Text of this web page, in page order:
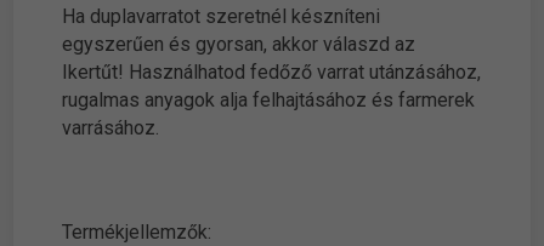
Ha duplavarratot szeretnél készníteni
egyszerűen és gyorsan, akkor válaszd az
Ikertűt! Használhatod fedőző varrat utánzásához,
rugalmas anyagok alja felhajtásához és farmerek
varrásához.
Termékjellemzők: